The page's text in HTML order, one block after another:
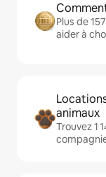
Plus de
aider à
animaux
Trouvez 1